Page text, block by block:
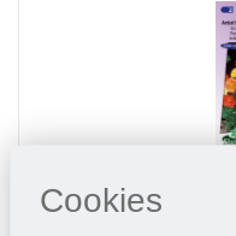
CookiesPavot safrané